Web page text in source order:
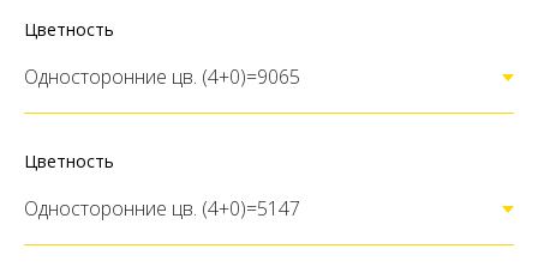
Цветность
Цветность